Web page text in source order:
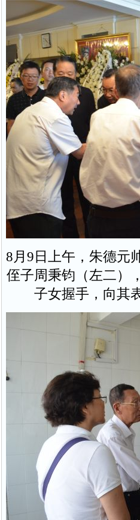
8月9日上午，朱德元
侄子周秉钧（左二）
子女握手，向其